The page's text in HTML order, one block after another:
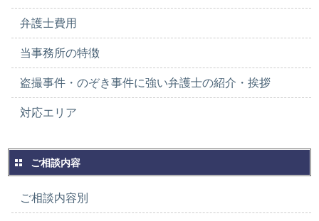
弁護士費用
当事務所の特徴
盗撮事件・のぞき事件に強い弁護士の紹介・挨拶
対応エリア
ご相談内容
ご相談内容別